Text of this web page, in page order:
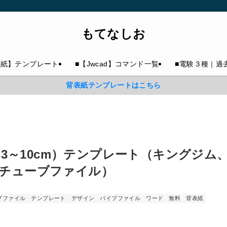
もてなしお
】テンプレート ■【Jwcad】コマンド一覧 ■電験３種｜過
背表紙テンプレートはこちら
～10cm）テンプレート（キングジム
ューブファイル）
ファイル テンプレート デザイン パイプファイル ワード 無料 背表紙